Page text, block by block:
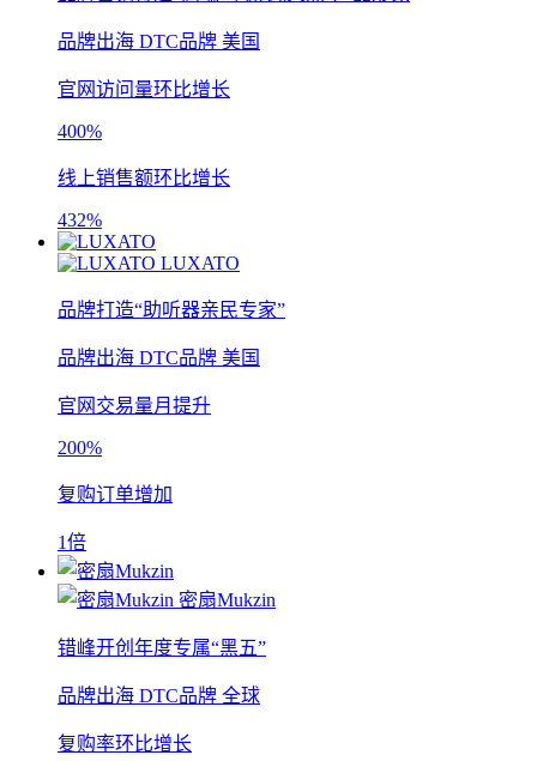
品牌出海 DTC品牌 美国
官网访问量环比增长
400%
线上销售额环比增长
432%
LUXATO
品牌打造“助听器亲民专家”
品牌出海 DTC品牌 美国
官网交易量月提升
200%
复购订单增加
1倍
密扇Mukzin
错峰开创年度专属“黑五”
品牌出海 DTC品牌 全球
复购率环比增长